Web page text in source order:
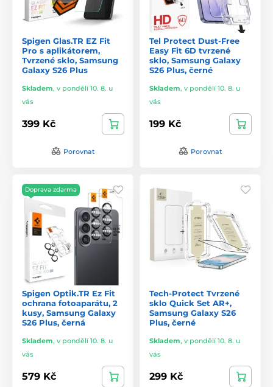
Spigen Glas.TR EZ Fit
Pro s aplikátorem,
Tvrzené sklo, Samsung
Galaxy S26 Plus
Skladem, v pondělí 10. 8. u
vás
399 Kč
Porovnat
Tel Protect Dust-Free
Easy Fit 6D tvrzené
sklo, Samsung Galaxy
S26 Plus, černé
Skladem, v pondělí 10. 8. u
vás
199 Kč
Porovnat
Doprava zdarma
Spigen Optik.TR Ez Fit
ochrana fotoaparátu, 2
kusy, Samsung Galaxy
S26 Plus, černá
Skladem, v pondělí 10. 8. u
vás
579 Kč
Tech-Protect Tvrzené
sklo Quick Set AR+,
Samsung Galaxy S26
Plus, černé
Skladem, v pondělí 10. 8. u
vás
299 Kč